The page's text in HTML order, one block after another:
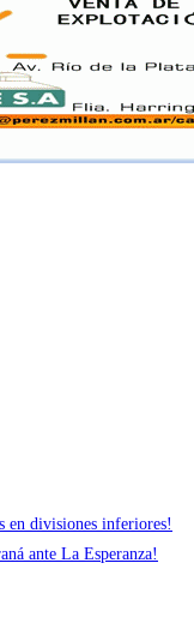
en divisiones inferiores!
ante La Esperanza!